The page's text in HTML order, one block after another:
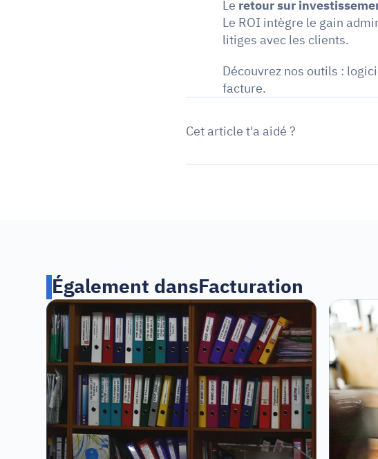
Le retour sur
Le ROI intègre le gain
litiges avec les clients.
Découvrez nos outils :
facture.
Cet article t'a aidé ?
Également dansFacturation